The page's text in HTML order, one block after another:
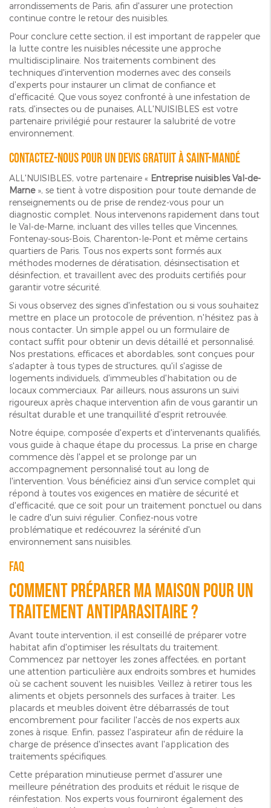
arrondissements de Paris, afin d'assurer une protection
continue contre le retour des nuisibles.
Pour conclure cette section, il est important de rappeler que
la lutte contre les nuisibles nécessite une approche
multidisciplinaire. Nos traitements combinent des
techniques d'intervention modernes avec des conseils
d'experts pour instaurer un climat de confiance et
d'efficacité. Que vous soyez confronté à une infestation de
rats, d'insectes ou de punaises, ALL'NUISIBLES est votre
partenaire privilégié pour restaurer la salubrité de votre
environnement.
Contactez-nous pour un devis gratuit à Saint-Mandé
ALL'NUISIBLES, votre partenaire « Entreprise nuisibles Val-de-
Marne», se tient à votre disposition pour toute demande de
renseignements ou de prise de rendez-vous pour un
diagnostic complet. Nous intervenons rapidement dans tout
le Val-de-Marne, incluant des villes telles que Vincennes,
Fontenay-sous-Bois, Charenton-le-Pont et même certains
quartiers de Paris. Tous nos experts sont formés aux
méthodes modernes de dératisation, désinsectisation et
désinfection, et travaillent avec des produits certifiés pour
garantir votre sécurité.
Si vous observez des signes d'infestation ou si vous souhaitez
mettre en place un protocole de prévention, n'hésitez pas à
nous contacter. Un simple appel ou un formulaire de
contact suffit pour obtenir un devis détaillé et personnalisé.
Nos prestations, efficaces et abordables, sont conçues pour
s'adapter à tous types de structures, qu'il s'agisse de
logements individuels, d'immeubles d'habitation ou de
locaux commerciaux. Par ailleurs, nous assurons un suivi
rigoureux après chaque intervention afin de vous garantir un
résultat durable et une tranquillité d'esprit retrouvée.
Notre équipe, composée d'experts et d'intervenants qualifiés,
vous guide à chaque étape du processus. La prise en charge
commence dès l'appel et se prolonge par un
accompagnement personnalisé tout au long de
l'intervention. Vous bénéficiez ainsi d'un service complet qui
répond à toutes vos exigences en matière de sécurité et
d'efficacité, que ce soit pour un traitement ponctuel ou dans
le cadre d'un suivi régulier. Confiez-nous votre
problématique et redécouvrez la sérénité d'un
environnement sans nuisibles.
FAQ
Comment préparer ma maison pour un
traitement antiparasitaire ?
Avant toute intervention, il est conseillé de préparer votre
habitat afin d'optimiser les résultats du traitement.
Commencez par nettoyer les zones affectées, en portant
une attention particulière aux endroits sombres et humides
où se cachent souvent les nuisibles. Veillez à retirer tous les
aliments et objets personnels des surfaces à traiter. Les
placards et meubles doivent être débarrassés de tout
encombrement pour faciliter l'accès de nos experts aux
zones à risque. Enfin, passez l'aspirateur afin de réduire la
charge de présence d'insectes avant l'application des
traitements spécifiques.
Cette préparation minutieuse permet d'assurer une
meilleure pénétration des produits et réduit le risque de
réinfestation. Nos experts vous fourniront également des